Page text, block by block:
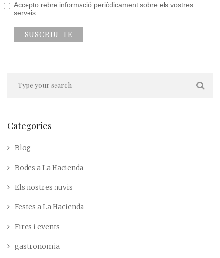
Accepto rebre informació periòdicament sobre els vostres
serveis.
Categories
Blog
Bodes a La Hacienda
Els nostres nuvis
Festes a La Hacienda
Fires i events
gastronomia